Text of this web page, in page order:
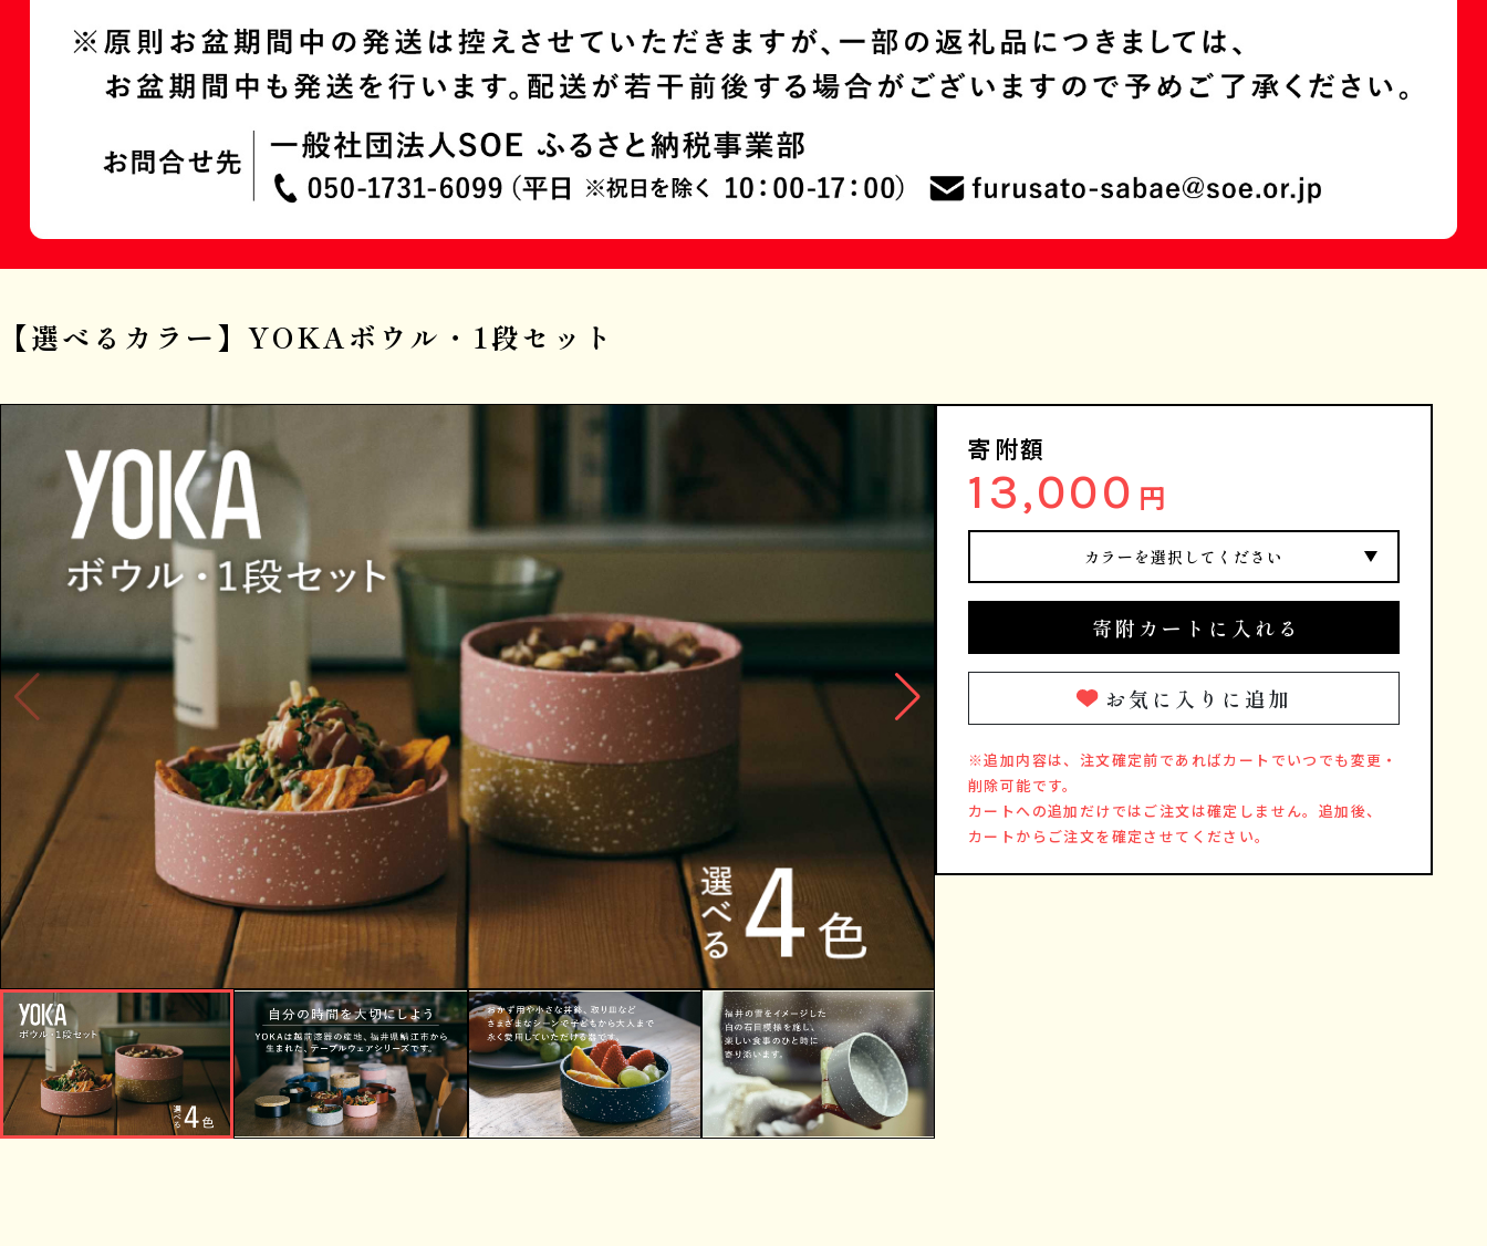
【選べるカラー】YOKAボウル・1段セット
寄附額
13,000 円
カラーを選択してください
寄附カートに入れる
お気に入りに追加
※追加内容は、注文確定前であればカートでいつでも変更・
削除可能です。
カートへの追加だけではご注文は確定しません。追加後、
カートからご注文を確定させてください。